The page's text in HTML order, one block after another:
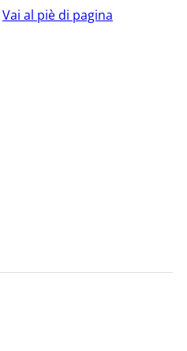
Vai al piè di pagina